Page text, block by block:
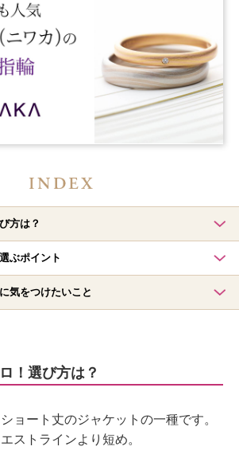
方は？
ぶポイント
気をつけたいこと
！選び方は？
ョート丈のジャケットの一種です。
ストラインより短め。